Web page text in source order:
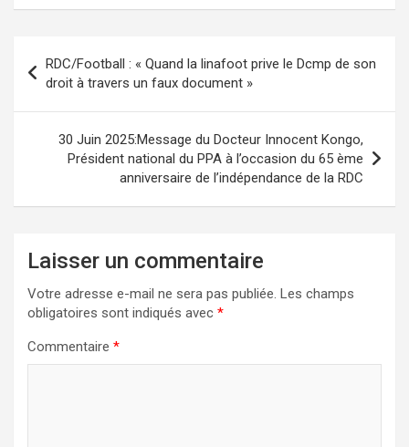
de
l’article
RDC/Football : « Quand la linafoot prive le Dcmp de son
droit à travers un faux document »
30 Juin 2025:Message du Docteur Innocent Kongo,
Président national du PPA à l’occasion du 65 ème
anniversaire de l’indépendance de la RDC
Laisser un commentaire
Votre adresse e-mail ne sera pas publiée. Les champs
obligatoires sont indiqués avec *
Commentaire *